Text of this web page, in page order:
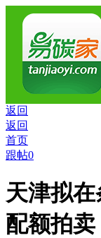
返回
返回
首页
跟帖0
天津拟
配额拍卖